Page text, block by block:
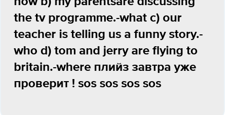
the tv programme.-what c) our
teacher is telling us a funny story.-
who d) tom and jerry are flying to
britain.-where плийз завтра уже
проверит ! sos sos sos sos